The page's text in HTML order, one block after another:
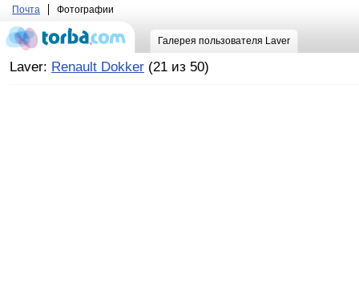
Почта Фотографии
Галерея пользователя Laver
Laver: Renault Dokker (21 из 50)